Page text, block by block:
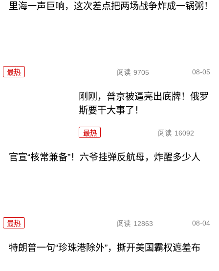
里海一声巨响，这次差点把两场战争炸成一锅粥！
最热 阅读 9705 08-05
刚刚，普京被逼亮出底牌！俄罗
斯要干大事了！
最热 阅读 16092
官宣“核常兼备”！六爷挂弹反航母，炸醒多少人
最热 阅读 12863 08-04
特朗普一句“珍珠港除外”，撕开美国霸权遮羞布